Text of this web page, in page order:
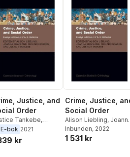
Justice, and
Order
Tankebe,
Sparks
,
E-bok 2021
kr
Crime, Justice,
Social Order
Alison Liebling,
Shapland, Richard
Sparks ,Justice
Inbunden, 2022
1 531 kr